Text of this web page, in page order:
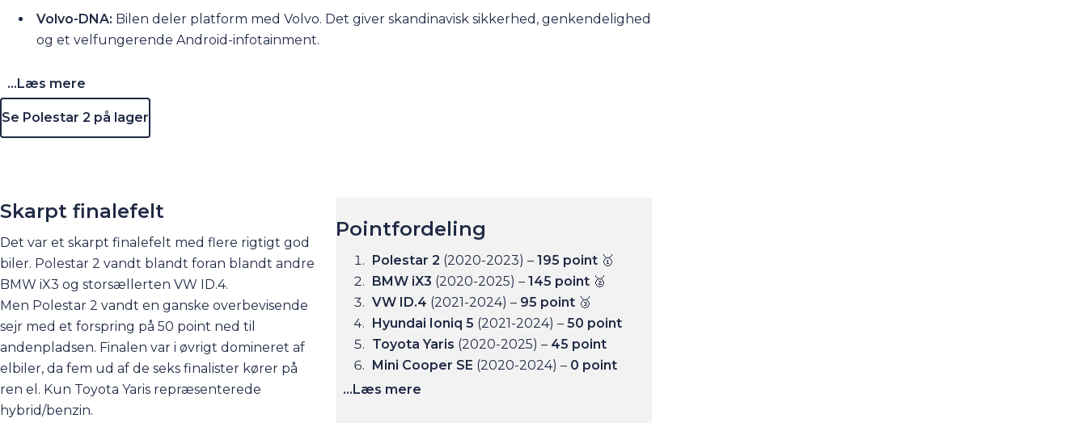
Volvo-DNA: Bilen deler platform med Volvo. Det giver skandinavisk sikkerhed, genkendelighed
og et velfungerende Android-infotainment.
...Læs mere
Se Polestar 2 på lager
Skarpt finalefelt
Det var et skarpt finalefelt med flere rigtigt god
biler. Polestar 2 vandt blandt foran blandt andre
BMW iX3 og storsællerten VW ID.4.
Men Polestar 2 vandt en ganske overbevisende
sejr med et forspring på 50 point ned til
andenpladsen. Finalen var i øvrigt domineret af
elbiler, da fem ud af de seks finalister kører på
ren el. Kun Toyota Yaris repræsenterede
hybrid/benzin.
Pointfordeling
Polestar 2 (2020-2023) –195 point 🥇
BMW iX3 (2020-2025) –145 point 🥈
VW ID.4 (2021-2024) – 95 point 🥉
Hyundai Ioniq 5 (2021-2024) –50 point
Toyota Yaris (2020-2025) – 45 point
Mini Cooper SE (2020-2024) – 0 point
...Læs mere